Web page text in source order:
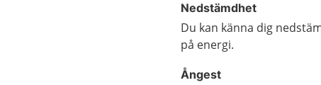
Nedstämdhet
Du kan känna dig
på energi.
Ångest